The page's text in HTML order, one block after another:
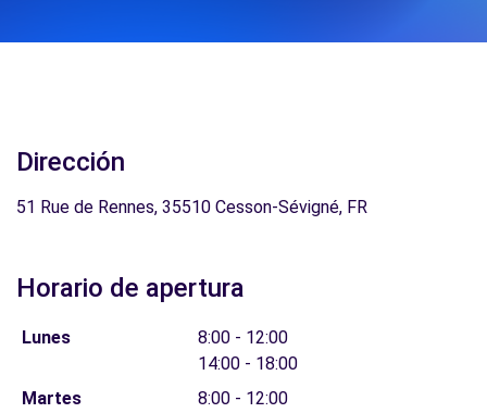
Dirección
51 Rue de Rennes, 35510 Cesson-Sévigné, FR
Horario de apertura
Lunes
8:00 - 12:00
14:00 - 18:00
Martes
8:00 - 12:00